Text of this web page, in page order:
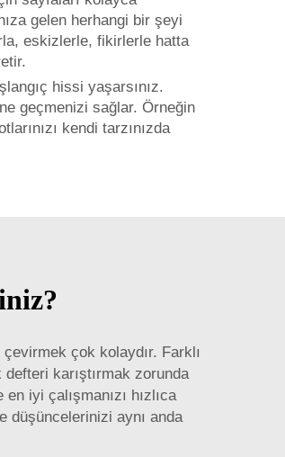
gelen herhangi bir şeyi
eskizlerle, fikirlerle hatta
hissi yaşarsınız.
geçmenizi sağlar. Örneğin
kendi tarzınızda
çok kolaydır. Farklı
karıştırmak zorunda
iyi çalışmanızı hızlıca
düşüncelerinizi aynı anda